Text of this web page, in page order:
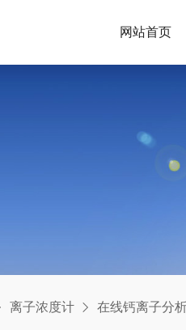
网站首页
离子浓度计 在线钙离子分